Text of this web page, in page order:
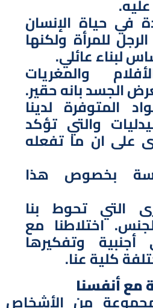
في حياة الإنسان
للمرأة ولكنها
لبناء عائلي.
والمغريات
الجسد بانه حقير.
المتوفرة لدينا
والتي تؤكد
على ان ما تفعله
بخصوص هذا
التي تحوط بنا
اختلاطنا مع
وتفكيرها
كلية عنا.
مع أنفسنا
من الأشخاص